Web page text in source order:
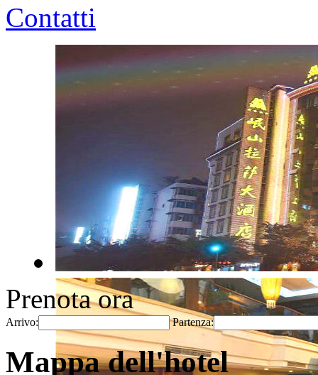
Contatti
Prenota ora
Arrivo: Partenza:
Mappa dell'hotel